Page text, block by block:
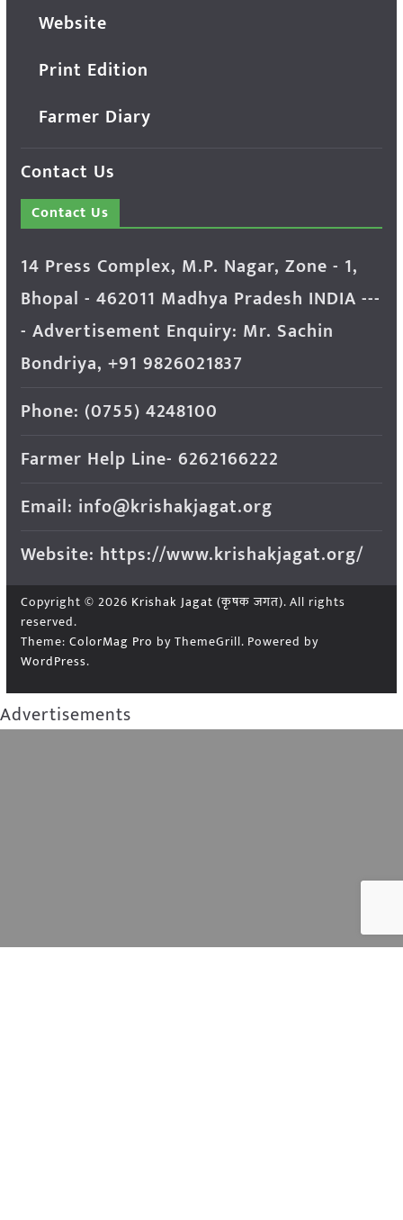
Website
Print Edition
Farmer Diary
Contact Us
Contact Us
14 Press Complex, M.P. Nagar, Zone - 1,
Bhopal - 462011 Madhya Pradesh INDIA ---
- Advertisement Enquiry: Mr. Sachin
Bondriya, +91 9826021837
Phone: (0755) 4248100
Farmer Help Line- 6262166222
Email: info@krishakjagat.org
Website: https://www.krishakjagat.org/
Copyright © 2026 Krishak Jagat (कृषक जगत). All rights
reserved.
Theme: ColorMag Pro by ThemeGrill. Powered by
WordPress.
Advertisements